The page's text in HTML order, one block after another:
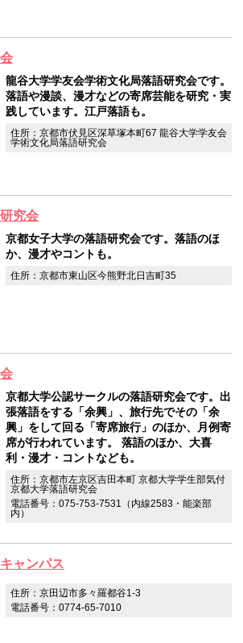
龍谷大学学友会学術文化局落語研究会です。
落語や漫談、漫才などの寄席芸能を研究・実
践しています。江戸落語も。
住所：京都市伏見区深草塚本町67 龍谷大学学友会
学術文化局落語研究会
究会
京都女子大学の落語研究会です。落語のほ
か、漫才やコントも。
住所：京都市東山区今熊野北日吉町35
京都大学公認サークルの落語研究会です。出
張落語をする「余興」、旅行先でその「余
興」をして回る「寄席旅行」のほか、月例寄
席が行われています。 落語のほか、大喜
利・漫才・コントなども。
住所：京都市左京区吉田本町 京都大学学生部気付
京都大学落語研究会
電話番号：075-753-7531（内線2583・能楽部
内）
ャンパス
住所：京田辺市多々羅都谷1-3
電話番号：0774-65-7010